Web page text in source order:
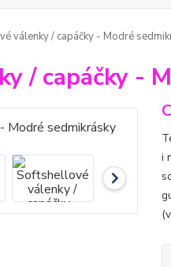
válenky / capáčky - Modré
/ capáčky -
i